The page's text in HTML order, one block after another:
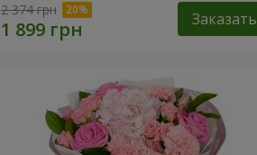
2 374 грн Заказать